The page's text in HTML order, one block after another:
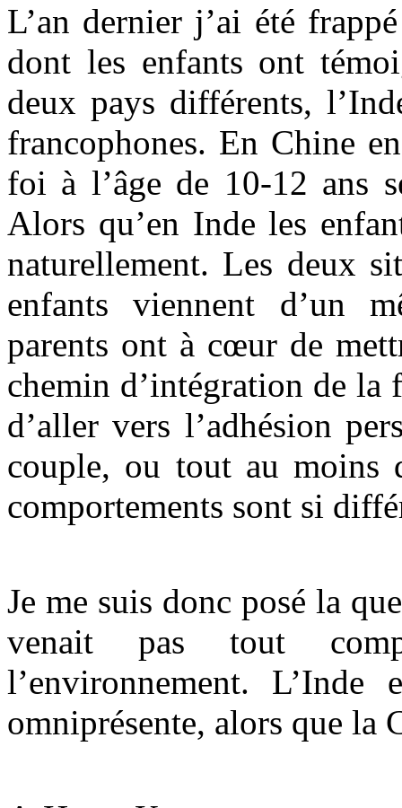
L’an dernier j’ai été
dont les enfants ont
deux pays différents,
francophones. En Chine
foi à l’âge de 10-12 ans
Alors qu’en Inde les
naturellement. Les deux
enfants viennent d’un
parents ont à cœur de
chemin d’intégration de
d’aller vers l’adhésion
couple, ou tout au moins
comportements sont si
Je me suis donc posé la
venait pas tout
l’environnement.
omniprésente, alors que la